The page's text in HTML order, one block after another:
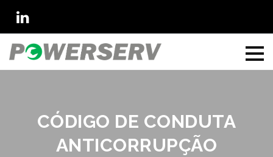
CÓDIGO DE CONDUTA
ANTICORRUPÇÃO